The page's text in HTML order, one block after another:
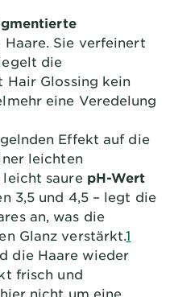
Sie verfeinert
die
Hair Glossing kein
eine Veredelung
Effekt auf die
leichten
leicht saure pH-Wert
3,5 und 4,5 – legt die
an, was die
Glanz verstärkt.1
die Haare wieder
frisch und
nicht um eine